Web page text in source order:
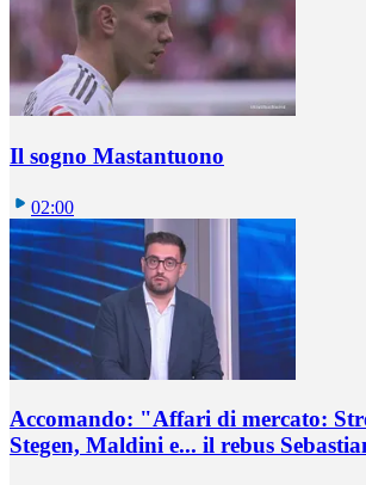
Il sogno Mastantuono
02:00
Accomando: "Affari di mercato:
Stegen, Maldini e... il rebus